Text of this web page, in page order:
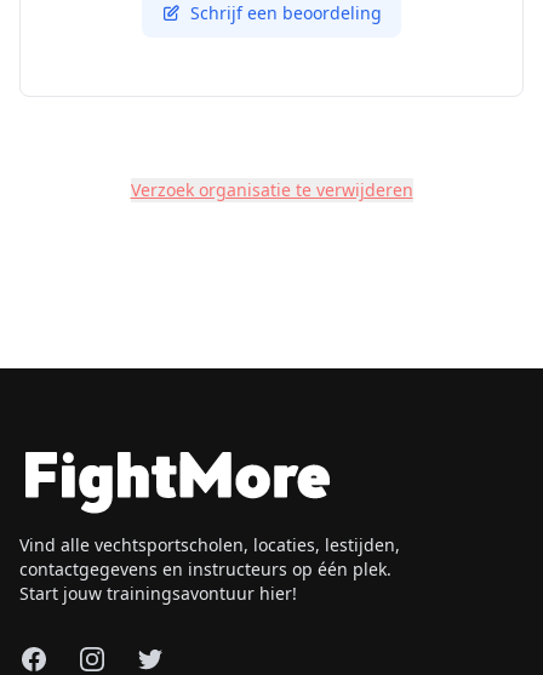
Schrijf een beoordeling
Verzoek organisatie te verwijderen
Vind alle vechtsportscholen, locaties, lestijden,
contactgegevens en instructeurs op één plek.
Start jouw trainingsavontuur hier!
FacebookInstagram
X